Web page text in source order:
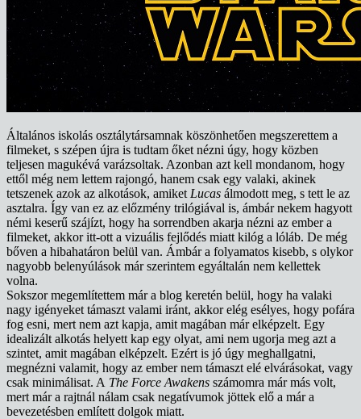
Általános iskolás osztálytársamnak köszönhetően megszerettem a
filmeket, s szépen újra is tudtam őket nézni úgy, hogy közben
teljesen magukévá varázsoltak. Azonban azt kell mondanom, hogy
ettől még nem lettem rajongó, hanem csak egy valaki, akinek
tetszenek azok az alkotások, amiket Lucas álmodott meg, s tett le az
asztalra. Így van ez az előzmény trilógiával is, ámbár nekem hagyott
némi keserű szájízt, hogy ha sorrendben akarja nézni az ember a
filmeket, akkor itt-ott a vizuális fejlődés miatt kilóg a lóláb. De még
bőven a hibahatáron belül van. Ámbár a folyamatos kisebb, s olykor
nagyobb belenyúlások már szerintem egyáltalán nem kellettek
volna.
Sokszor megemlítettem már a blog keretén belül, hogy ha valaki
nagy igényeket támaszt valami iránt, akkor elég esélyes, hogy pofára
fog esni, mert nem azt kapja, amit magában már elképzelt. Egy
idealizált alkotás helyett kap egy olyat, ami nem ugorja meg azt a
szintet, amit magában elképzelt. Ezért is jó úgy meghallgatni,
megnézni valamit, hogy az ember nem támaszt elé elvárásokat, vagy
csak minimálisat. A The Force Awakens számomra már más volt,
mert már a rajtnál nálam csak negatívumok jöttek elő a már a
bevezetésben említett dolgok miatt.